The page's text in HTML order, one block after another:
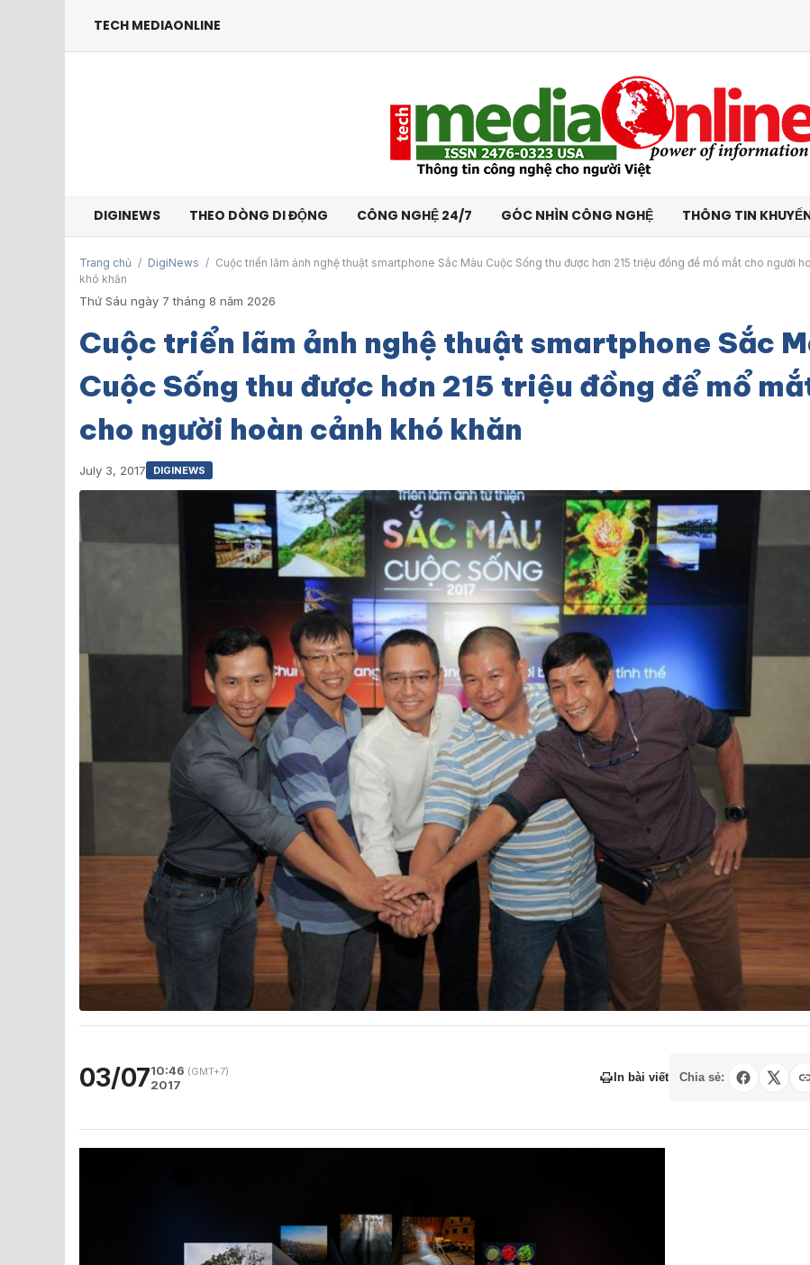
TECH MEDIAONLINE
DIGINEWS THEO DÒNG DI ĐỘNG CÔNG NGHỆ 24/7 GÓC NHÌN CÔNG NGHỆ THÔNG TIN
Trang chủ / DigiNews / Cuộc triển lãm ảnh nghệ thuật smartphone Sắc Màu Cuộc Sống thu được hơn 215 triệu đồng để mổ mắt cho người
khó khăn
Thứ Sáu ngày 7 tháng 8 năm 2026
Cuộc triển lãm ảnh nghệ thuật smartphone Sắc
Cuộc Sống thu được hơn 215 triệu đồng để mổ
cho người hoàn cảnh khó khăn
July 3, 2017 DIGINEWS
03/0710:46 (GMT+7)
2017 In bài viết Chia sẻ: